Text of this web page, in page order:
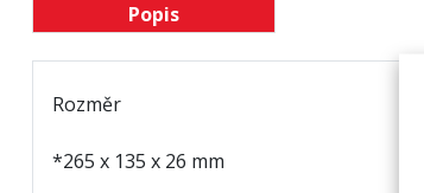
Popis
Rozměr
*265 x 135 x 26 mm